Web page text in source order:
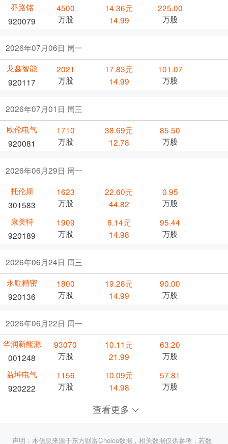
乔路铭
920079
4500
万股
14.36元
14.99
225.00
万股
2026年07月06日 周一
龙鑫智能
920117
2021
万股
17.83元
14.99
101.07
万股
2026年07月01日 周三
欧伦电气
920081
1710
万股
38.69元
12.78
85.50
万股
2026年06月29日 周一
托伦斯
301583
1623
万股
22.60元
44.82
0.95
万股
康美特
920189
1909
万股
8.14元
14.98
95.44
万股
2026年06月24日 周三
永励精密
920136
1800
万股
19.28元
14.99
90.00
万股
2026年06月22日 周一
华润新能源
001248
93070
万股
10.11元
21.99
63.20
万股
益坤电气
920222
1156
万股
10.09元
14.98
57.81
万股
查看更多
声明：本信息来源于东方财富Choice数据，相关数据仅供参考，若数